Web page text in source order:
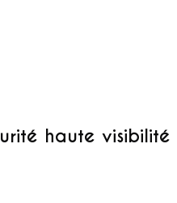
haute visibilité